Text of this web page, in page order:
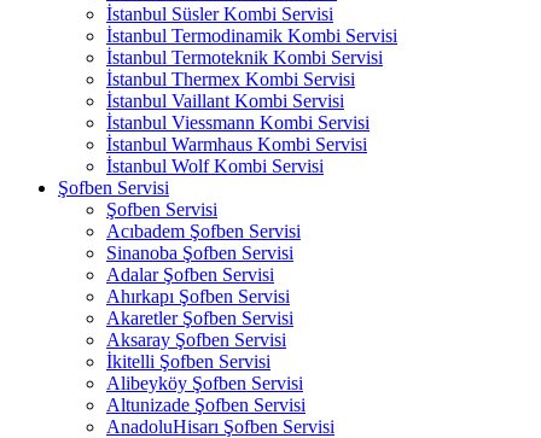
İstanbul Süsler Kombi Servisi
İstanbul Termodinamik Kombi Servisi
İstanbul Termoteknik Kombi Servisi
İstanbul Thermex Kombi Servisi
İstanbul Vaillant Kombi Servisi
İstanbul Viessmann Kombi Servisi
İstanbul Warmhaus Kombi Servisi
İstanbul Wolf Kombi Servisi
Şofben Servisi
Şofben Servisi
Acıbadem Şofben Servisi
Sinanoba Şofben Servisi
Adalar Şofben Servisi
Ahırkapı Şofben Servisi
Akaretler Şofben Servisi
Aksaray Şofben Servisi
İkitelli Şofben Servisi
Alibeyköy Şofben Servisi
Altunizade Şofben Servisi
AnadoluHisarı Şofben Servisi